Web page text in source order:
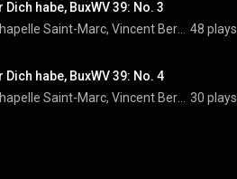
Dich habe, BuxWV 39: No. 3
48 plays
Dich habe, BuxWV 39: No. 4
30 plays